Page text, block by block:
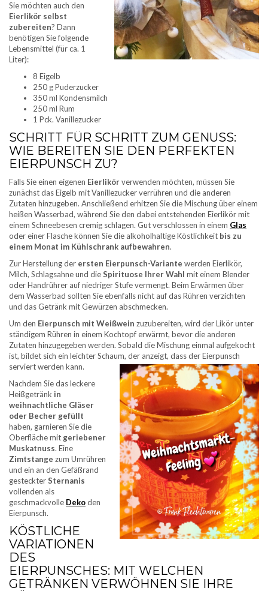
Sie möchten auch den
Eierlikör selbst
zubereiten? Dann
benötigen Sie folgende
Lebensmittel (für ca. 1
Liter):
8 Eigelb
250 g Puderzucker
350 ml Kondensmilch
250 ml Rum
1 Pck. Vanillezucker
SCHRITT FÜR SCHRITT ZUM GENUSS:
WIE BEREITEN SIE DEN PERFEKTEN
EIERPUNSCH ZU?
Falls Sie einen eigenen Eierlikörverwenden möchten, müssen Sie
zunächst das Eigelb mit Vanillezucker verrühren und die anderen
Zutaten hinzugeben. Anschließend erhitzen Sie die Mischung über einem
heißen Wasserbad, während Sie den dabei entstehenden Eierlikör mit
einem Schneebesen cremig schlagen. Gut verschlossen in einem Glas
oder einer Flasche können Sie die alkoholhaltige Köstlichkeit bis zu
einem Monat im Kühlschrank aufbewahren.
Zur Herstellung der ersten Eierpunsch-Variante werden Eierlikör,
Milch, Schlagsahne und dieSpirituose Ihrer Wahl mit einem Blender
oder Handrührer auf niedriger Stufe vermengt. Beim Erwärmen über
dem Wasserbad sollten Sie ebenfalls nicht auf das Rühren verzichten
und das Getränk mit Gewürzen abschmecken.
Um den Eierpunsch mit Weißwein zuzubereiten, wird der Likör unter
ständigem Rühren in einem Kochtopf erwärmt, bevor die anderen
Zutaten hinzugegeben werden. Sobald die Mischung einmal aufgekocht
ist, bildet sich ein leichter Schaum, der anzeigt, dass der Eierpunsch
serviert werden kann.
Nachdem Sie das leckere
Heißgetränk in
weihnachtliche Gläser
oder Becher gefüllt
haben, garnieren Sie die
Oberfläche mitgeriebener
Muskatnuss. Eine
Zimtstange zum Umrühren
und ein an den Gefäßrand
gesteckterSternanis
vollenden als
geschmackvolle Dekoden
Eierpunsch.
KÖSTLICHE
VARIATIONEN
DES
EIERPUNSCHES: MIT WELCHEN
GETRÄNKEN VERWÖHNEN SIE IHRE